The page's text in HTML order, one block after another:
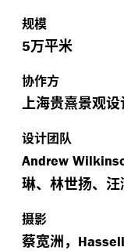
规模
5万平米
协作方
上海贵熹景观
设计团队
Andrew
琳、林世扬、
摄影
蔡宽洲， Hassell